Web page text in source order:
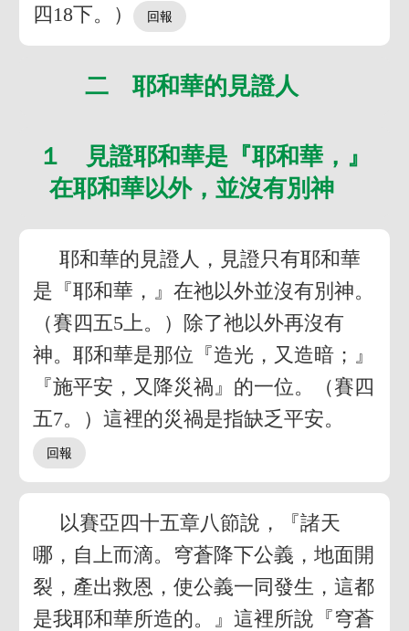
四18下。）
二 耶和華的見證人
１ 見證耶和華是『耶和華，』
在耶和華以外，並沒有別神
耶和華的見證人，見證只有耶和華
是『耶和華，』在祂以外並沒有別神。
（賽四五5上。）除了祂以外再沒有
神。耶和華是那位『造光，又造暗；』
『施平安，又降災禍』的一位。（賽四
五7。）這裡的災禍是指缺乏平安。
以賽亞四十五章八節說，『諸天
哪，自上而滴。穹蒼降下公義，地面開
裂，產出救恩，使公義一同發生，這都
是我耶和華所造的。』這裡所說『穹蒼